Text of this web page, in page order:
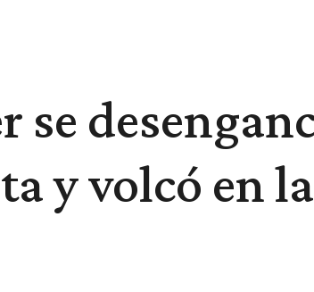
se
y volcó en